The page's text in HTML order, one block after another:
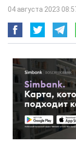
04 августа 2023